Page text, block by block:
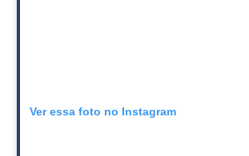
Ver essa foto no Instagram